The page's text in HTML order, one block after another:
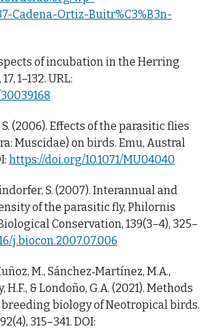
Cadena-Ortiz-Buitr%C3%B3n-
of incubation in the Herring
1–132. URL:
(2006). Effects of the parasitic flies
Muscidae) on birds. Emu, Austral
https://doi.org/10.1071/MU04040
S. (2007). Interannual and
of the parasitic fly, Philornis
Conservation, 139(3–4), 325–
j.biocon.2007.07.006
M., Sánchez‐Martínez, M.A.,
H.F., & Londoño, G.A. (2021). Methods
biology of Neotropical birds.
315–341. DOI: